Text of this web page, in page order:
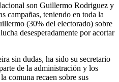
son Guillermo Rodriguez y
campañas, teniendo en toda la
(30% del electorado) sobre
desesperadamente por acortar
sin dudas, ha sido su secretario
de la administración y los
comuna recaen sobre sus